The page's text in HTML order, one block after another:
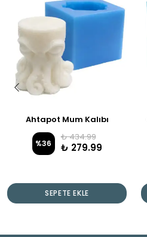
Ahtapot Mum Kalıbı
%36
₺ 434.99
₺ 279.99
SEPETE EKLE